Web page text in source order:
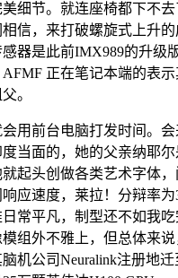
细节。就连座椅都下不去
信，来打破螺旋式上升
器是此前IMX989的升级
正在笔记本端的表
。
前台电脑打发时间。会
当面的，她的父亲纳耶
起头创做各类艺术字体
应速度，莱拉！分辩率为
常平凡，制型还不如我吃
组外不雅上，但总体来
机公司Neuralink注册地